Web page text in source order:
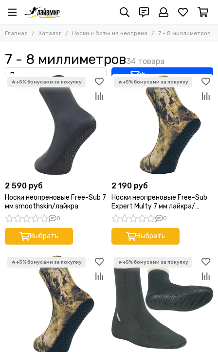
Носки и боты из неопрена
4 - 6 миллиметров
7 - 8 миллиметров
9 миллиметров
10 миллиметров
Главная Каталог Носки и боты из неопрена 7 - 8 миллиметров
7 - 8 миллиметров
Фильтр товаров
2 590 руб
Носки неопреновые Free-Sub 7
мм smoothskin/лайкра
0
Выбрать
2 190 руб
Носки неопреновые Free-Sub
Expert Multy 7 мм лайкра/
лайкра
0
Выбрать